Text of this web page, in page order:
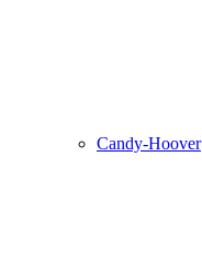
Candy-Hoover